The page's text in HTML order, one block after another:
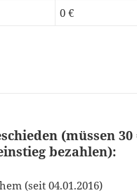
0 €
(müssen
bezahlen):
(seit 04.01.2016)